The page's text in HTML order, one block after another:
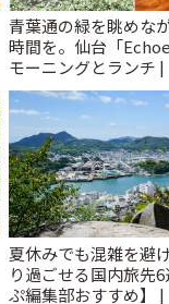
青葉通の緑を眺めな
時間を。仙台「
モーニングとランチ
夏休みでも混雑を避
り過ごせる国内旅先
ぷ編集部おすすめ】